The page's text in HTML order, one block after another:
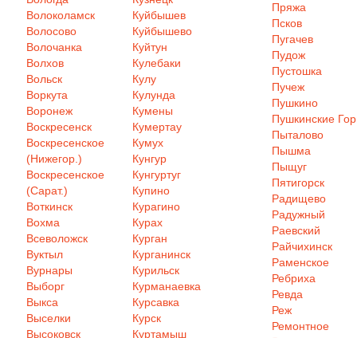
Волоколамск
Волосово
Волочанка
Волхов
Вольск
Воркута
Воронеж
Воскресенск
Воскресенское
(Нижегор.)
Воскресенское
(Сарат.)
Воткинск
Вохма
Всеволожск
Вуктыл
Вурнары
Выборг
Выкса
Выселки
Высоковск
Куйбышев
Куйбышево
Куйтун
Кулебаки
Кулу
Кулунда
Кумены
Кумертау
Кумух
Кунгур
Кунгуртуг
Купино
Курагино
Курах
Курган
Курганинск
Курильск
Курманаевка
Курсавка
Курск
Куртамыш
Пряжа
Псков
Пугачев
Пудож
Пустошка
Пучеж
Пушкино
Пушкинские
Пыталово
Пышма
Пыщуг
Пятигорск
Радищево
Радужный
Раевский
Райчихинск
Раменское
Ребриха
Ревда
Реж
Ремонтное